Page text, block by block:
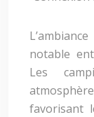
notable
Les
favorisant